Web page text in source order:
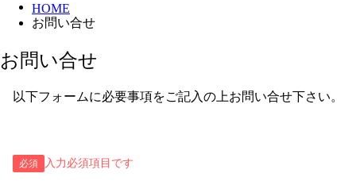
HOME
お問い合せ
お問い合せ
以下フォームに必要事項をご記入の上お問い合せ下さい。
必須 入力必須項目です